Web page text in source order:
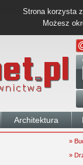
Strona korzysta
Możesz
Architektura
»
»